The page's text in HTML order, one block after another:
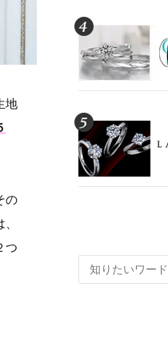
地
の
つ